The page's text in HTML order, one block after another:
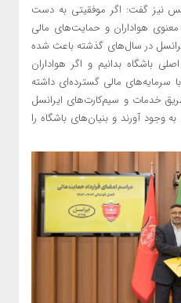
نیز گفت: اگر موفقیتی به دست
هواداران و حمایت‌های مالی
در سال‌های گذشته باعث شده
باشگاه بدانیم و اگر هواداران
سرمایه‌های مالی گسترده‌ای داشته
خدمات و سیم‌کارت‌های ایرانسل
وجود آورند و بنیان‌های باشگاه را